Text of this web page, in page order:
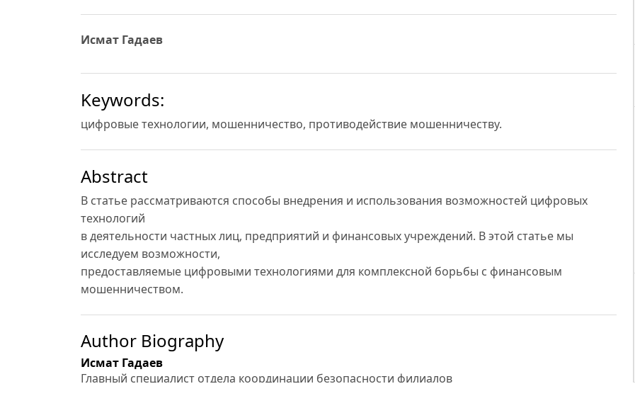
Исмат Гадаев
Keywords:
цифровые технологии, мошенничество, противодействие мошенничеству.
Abstract
В статье рассматриваются способы внедрения и использования возможностей цифровых
технологий
в деятельности частных лиц, предприятий и финансовых учреждений. В этой статье мы
исследуем возможности,
предоставляемые цифровыми технологиями для комплексной борьбы с финансовым
мошенничеством.
Author Biography
Исмат Гадаев
Главный специалист отдела координации безопасности филиалов